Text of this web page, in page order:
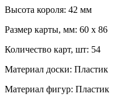
Высота короля: 42 мм
Размер карты, мм: 60 x 86
Количество карт, шт: 54
Материал доски: Пластик
Материал фигур: Пластик